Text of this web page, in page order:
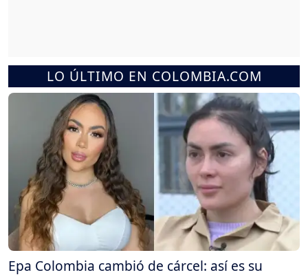
LO ÚLTIMO EN COLOMBIA.COM
Epa Colombia cambió de cárcel: así es su